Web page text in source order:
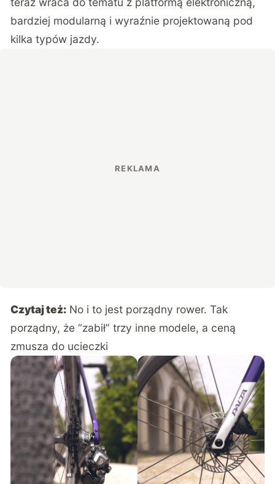
bardziej modularną i wyraźnie projektowaną pod
kilka typów jazdy.
Czytaj też: No i to jest porządny rower. Tak
porządny, że “zabił” trzy inne modele, a ceną
zmusza do ucieczki